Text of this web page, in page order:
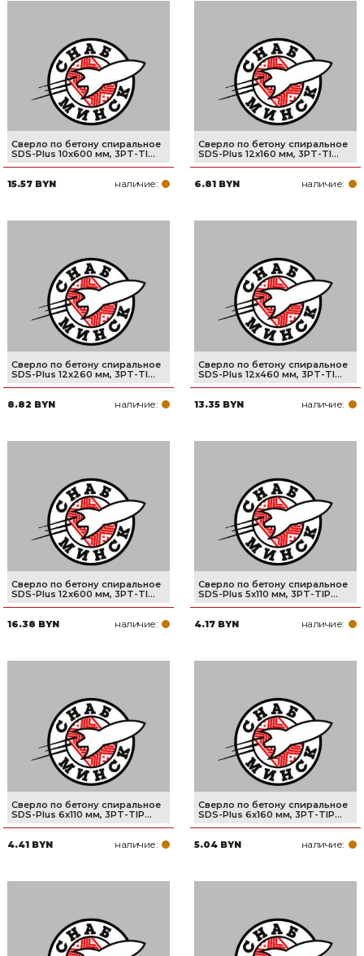
Сверло по бетону спиральное
SDS-Plus 10x600 мм, 3PT-TI...
15.57 BYN наличие:
Сверло по бетону спиральное
SDS-Plus 12x160 мм, 3PT-TI...
6.81 BYN наличие:
Сверло по бетону спиральное
SDS-Plus 12x260 мм, 3PT-TI...
8.82 BYN наличие:
Сверло по бетону спиральное
SDS-Plus 12x460 мм, 3PT-TI...
13.35 BYN наличие:
Сверло по бетону спиральное
SDS-Plus 12x600 мм, 3PT-TI...
16.38 BYN наличие:
Сверло по бетону спиральное
SDS-Plus 5x110 мм, 3PT-TIP...
4.17 BYN наличие:
Сверло по бетону спиральное
SDS-Plus 6x110 мм, 3PT-TIP...
4.41 BYN наличие:
Сверло по бетону спиральное
SDS-Plus 6x160 мм, 3PT-TIP...
5.04 BYN наличие: